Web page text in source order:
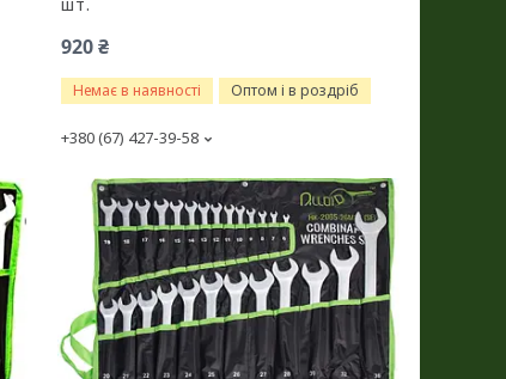
920 ₴
Немає в наявності Оптом і в роздріб
+380 (67) 427-39-58